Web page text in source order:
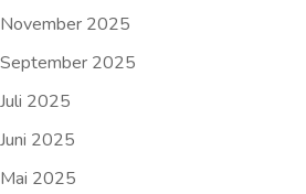
November 2025
September 2025
Juli 2025
Juni 2025
Mai 2025